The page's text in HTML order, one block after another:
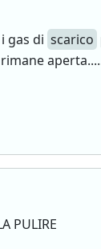
gas di scarico
PULIRE